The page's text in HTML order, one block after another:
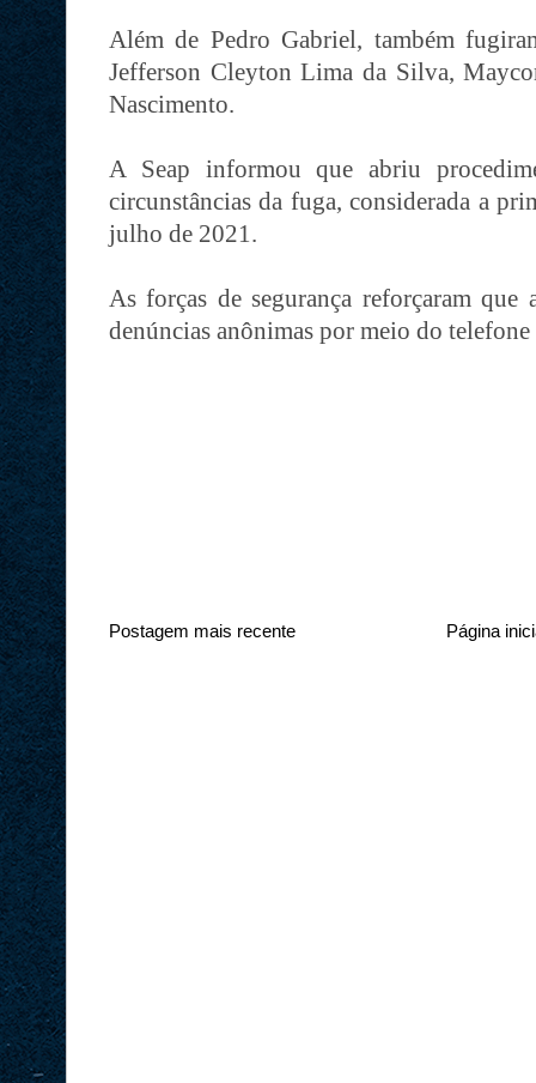
Além de Pedro Gabriel, também
Jefferson Cleyton Lima da Silva,
Nascimento.
A Seap informou que abriu
circunstâncias da fuga, considerada a
julho de 2021.
As forças de segurança reforçaram
denúncias anônimas por meio do
Postagem mais recente Página